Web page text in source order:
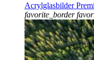
Acrylglasbilder
favorite_border